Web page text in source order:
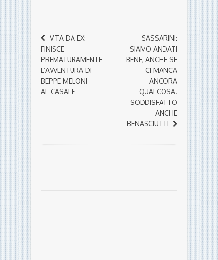
VITA DA EX:
FINISCE
PREMATURAMENTE
L’AVVENTURA DI
BEPPE MELONI
AL CASALE
SASSARINI:
SIAMO ANDATI
BENE, ANCHE SE
CI MANCA
ANCORA
QUALCOSA.
SODDISFATTO
ANCHE
BENASCIUTTI